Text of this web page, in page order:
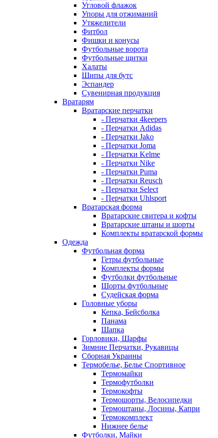
Угловой флажок
Упоры для отжиманий
Утяжелители
Фитбол
Фишки и конусы
Футбольные ворота
Футбольные щитки
Халаты
Шипы для бутс
Эспандер
Сувенирная продукция
Вратарям
Вратарские перчатки
- Перчатки 4keepers
- Перчатки Adidas
- Перчатки Jako
- Перчатки Joma
- Перчатки Kelme
- Перчатки Nike
- Перчатки Puma
- Перчатки Reusch
- Перчатки Select
- Перчатки Uhlsport
Вратарская форма
Вратарские свитера и кофты
Вратарские штаны и шорты
Комплекты вратарской формы
Одежда
Футбольная форма
Гетры футбольные
Комплекты формы
Футболки футбольные
Шорты футбольные
Судейская форма
Головные уборы
Кепка, Бейсболка
Панама
Шапка
Горловики, Шарфы
Зимние Перчатки, Рукавицы
Сборная Украины
Термобелье, Белье Спортивное
Термомайки
Термофутболки
Термокофты
Термошорты, Велосипедки
Термоштаны, Лосины, Капри
Термокомплект
Нижнее белье
Футболки, Майки